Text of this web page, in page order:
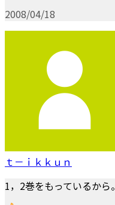
2008/04/18
ｔ－ｉｋｋｕｎ
1，2巻をもっているから。